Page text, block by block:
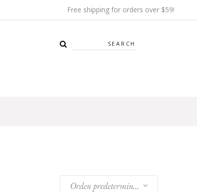
Free shipping for orders over $59!
Orden predeterminado